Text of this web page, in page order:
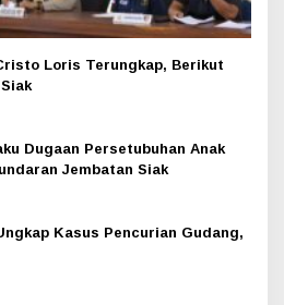
Loris Terungkap, Berikut
Dugaan Persetubuhan Anak
Jembatan Siak
Kasus Pencurian Gudang,